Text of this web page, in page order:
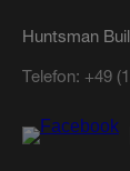
Huntsman
Telefon: +49